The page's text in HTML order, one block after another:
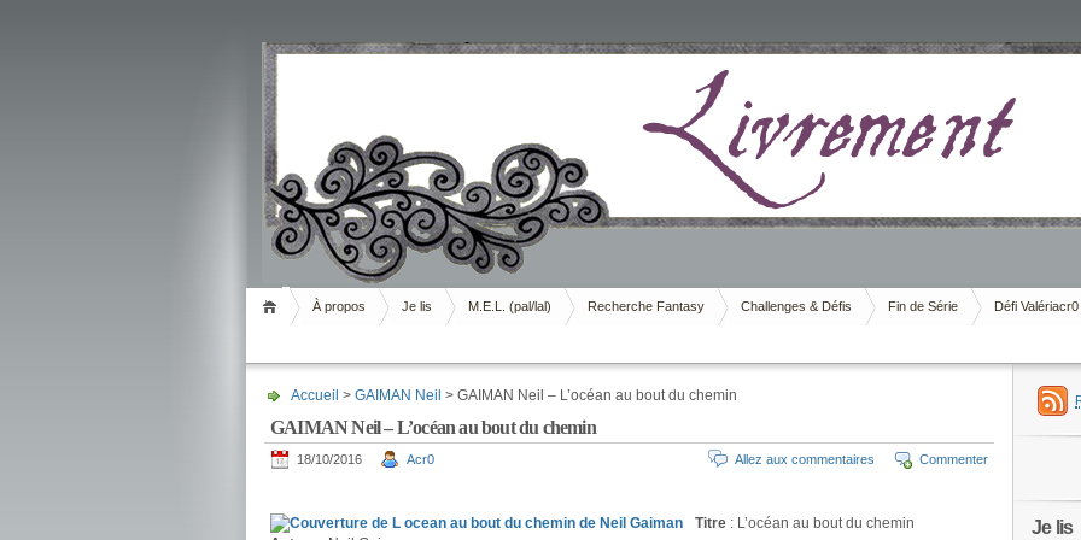
Livrement
À propos Je lis M.E.L. (pal/lal) Recherche Fantasy Challenges & Défis Fin de Série Défi Valériacr0
Accueil > GAIMAN Neil > GAIMAN Neil – L’océan au bout du chemin
GAIMAN Neil – L’océan au bout du chemin
18/10/2016 Acr0 Commenter
Allez aux commentaires
Titre : L’océan au bout du chemin
Je lis